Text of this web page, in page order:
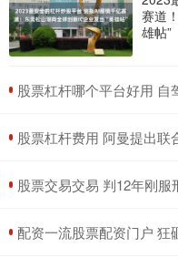
赛道
雄帖”
股票杠杆哪个平台好用 自驾新能源汽车跨
股票杠杆费用 阿曼提出
股票交易交易 判12年刚服
配资一流股票配资门户 狂砸3191亿港